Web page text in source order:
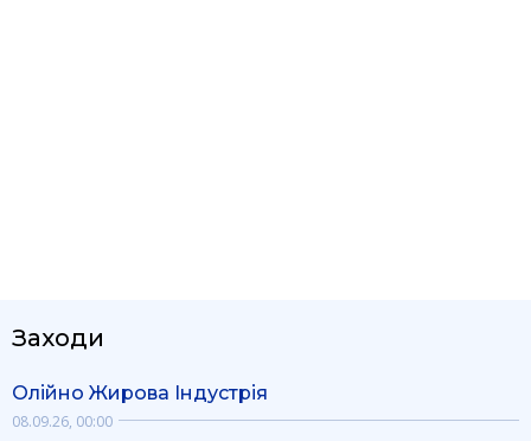
Заходи
Олійно Жирова Індустрія
08.09.26, 00:00